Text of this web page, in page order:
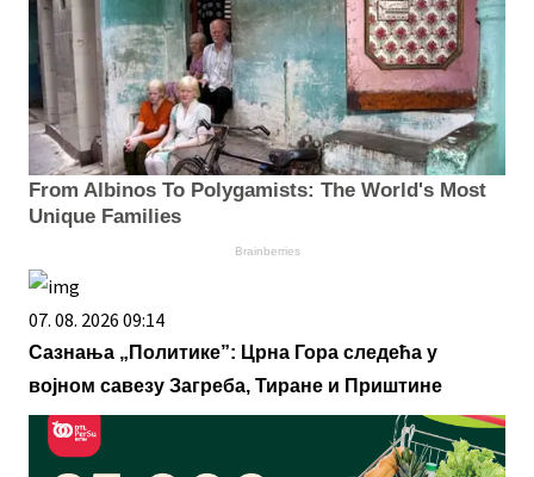
From Albinos To Polygamists: The World's Most
Unique Families
Brainberries
07. 08. 2026 09:14
Сазнања „Политике”: Црна Гора следећа у
војном савезу Загреба, Тиране и Приштине